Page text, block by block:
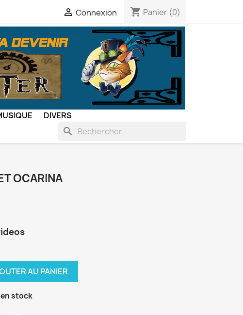
 Connexion shopping_cart Panier (0)
DIVERS
search
OCARINA
AU PANIER
stock